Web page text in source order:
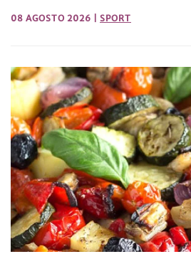
08 AGOSTO 2026 SPORT